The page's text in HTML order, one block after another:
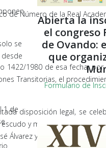
de Número de la Real
1422/1980 de esa fecha, por
Transitorias, el
disposición legal, se
y medalla de la
y Sáenz de Buruaga y
se
1 de
Abierta la
el congreso
de Ovando:
que
Formulario de